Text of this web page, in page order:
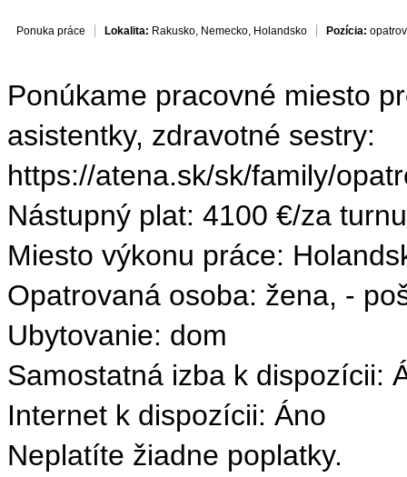
Ponuka práce Lokalita: Rakusko, Nemecko, Holandsko Pozícia:
Ponúkame pracovné miesto
asistentky, zdravotné sestry:
https://atena.sk/sk/family/
Nástupný plat: 4100 €/za
Miesto výkonu práce:
Opatrovaná osoba: žena, -
Ubytovanie: dom
Samostatná izba k dispozícii:
Internet k dispozícii: Áno
Neplatíte žiadne poplatky.